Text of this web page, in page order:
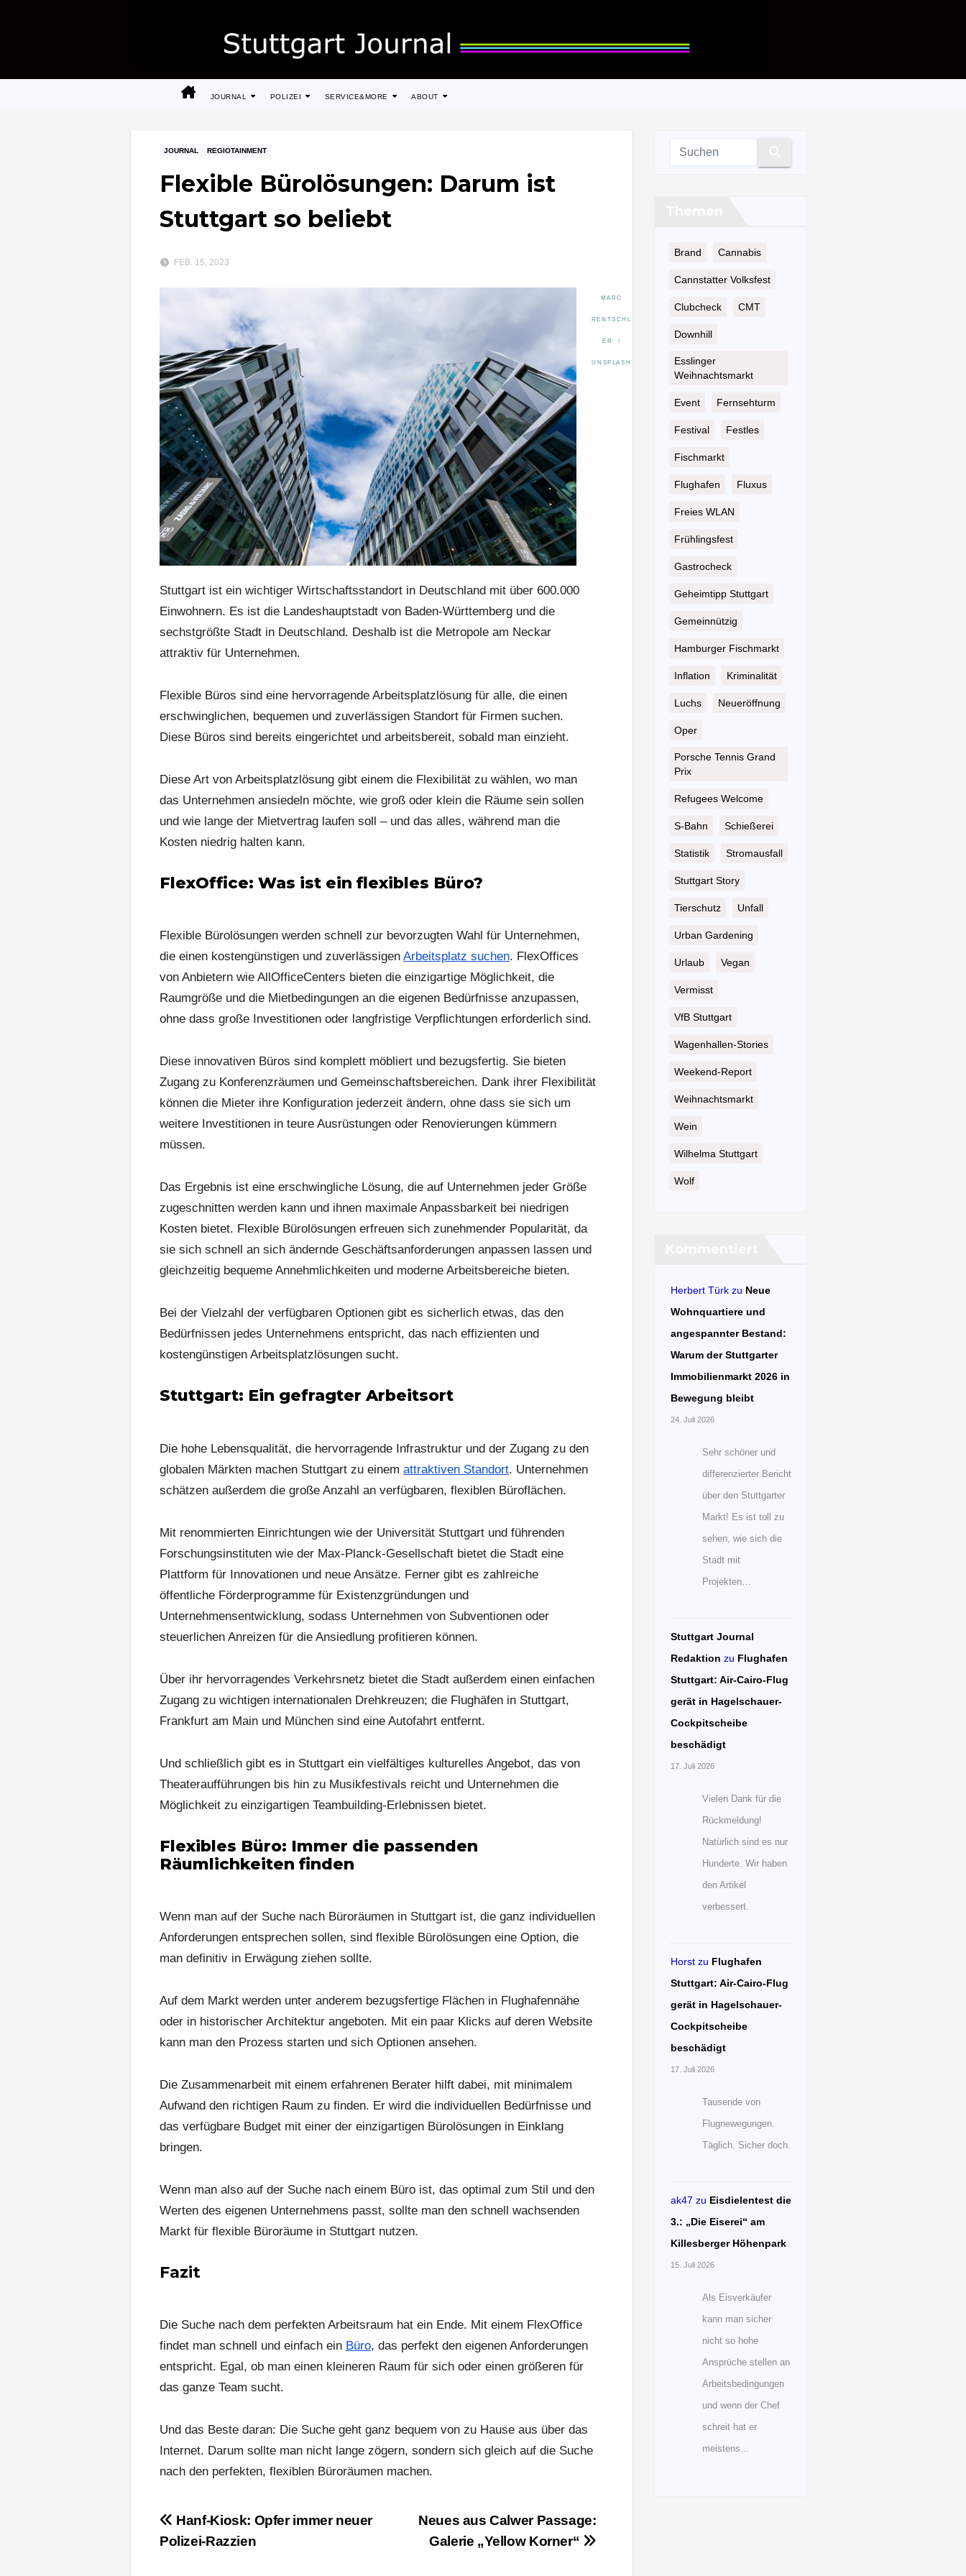
JOURNAL POLIZEI SERVICE&MORE ABOUT
JOURNAL REGIOTAINMENT
Flexible Bürolösungen: Darum ist
Stuttgart so beliebt
FEB. 15, 2023
MARC
RENTSCHL
ER /
UNSPLASH
Stuttgart ist ein wichtiger Wirtschaftsstandort in Deutschland mit über 600.000
Einwohnern. Es ist die Landeshauptstadt von Baden-Württemberg und die
sechstgrößte Stadt in Deutschland. Deshalb ist die Metropole am Neckar
attraktiv für Unternehmen.
Flexible Büros sind eine hervorragende Arbeitsplatzlösung für alle, die einen
erschwinglichen, bequemen und zuverlässigen Standort für Firmen suchen.
Diese Büros sind bereits eingerichtet und arbeitsbereit, sobald man einzieht.
Diese Art von Arbeitsplatzlösung gibt einem die Flexibilität zu wählen, wo man
das Unternehmen ansiedeln möchte, wie groß oder klein die Räume sein sollen
und wie lange der Mietvertrag laufen soll – und das alles, während man die
Kosten niedrig halten kann.
FlexOffice: Was ist ein flexibles Büro?
Flexible Bürolösungen werden schnell zur bevorzugten Wahl für Unternehmen,
die einen kostengünstigen und zuverlässigen Arbeitsplatz suchen. FlexOffices
von Anbietern wie AllOfficeCenters bieten die einzigartige Möglichkeit, die
Raumgröße und die Mietbedingungen an die eigenen Bedürfnisse anzupassen,
ohne dass große Investitionen oder langfristige Verpflichtungen erforderlich sind.
Diese innovativen Büros sind komplett möbliert und bezugsfertig. Sie bieten
Zugang zu Konferenzräumen und Gemeinschaftsbereichen. Dank ihrer Flexibilität
können die Mieter ihre Konfiguration jederzeit ändern, ohne dass sie sich um
weitere Investitionen in teure Ausrüstungen oder Renovierungen kümmern
müssen.
Das Ergebnis ist eine erschwingliche Lösung, die auf Unternehmen jeder Größe
zugeschnitten werden kann und ihnen maximale Anpassbarkeit bei niedrigen
Kosten bietet. Flexible Bürolösungen erfreuen sich zunehmender Popularität, da
sie sich schnell an sich ändernde Geschäftsanforderungen anpassen lassen und
gleichzeitig bequeme Annehmlichkeiten und moderne Arbeitsbereiche bieten.
Bei der Vielzahl der verfügbaren Optionen gibt es sicherlich etwas, das den
Bedürfnissen jedes Unternehmens entspricht, das nach effizienten und
kostengünstigen Arbeitsplatzlösungen sucht.
Stuttgart: Ein gefragter Arbeitsort
Die hohe Lebensqualität, die hervorragende Infrastruktur und der Zugang zu den
globalen Märkten machen Stuttgart zu einem attraktiven Standort. Unternehmen
schätzen außerdem die große Anzahl an verfügbaren, flexiblen Büroflächen.
Mit renommierten Einrichtungen wie der Universität Stuttgart und führenden
Forschungsinstituten wie der Max-Planck-Gesellschaft bietet die Stadt eine
Plattform für Innovationen und neue Ansätze. Ferner gibt es zahlreiche
öffentliche Förderprogramme für Existenzgründungen und
Unternehmensentwicklung, sodass Unternehmen von Subventionen oder
steuerlichen Anreizen für die Ansiedlung profitieren können.
Über ihr hervorragendes Verkehrsnetz bietet die Stadt außerdem einen einfachen
Zugang zu wichtigen internationalen Drehkreuzen; die Flughäfen in Stuttgart,
Frankfurt am Main und München sind eine Autofahrt entfernt.
Und schließlich gibt es in Stuttgart ein vielfältiges kulturelles Angebot, das von
Theateraufführungen bis hin zu Musikfestivals reicht und Unternehmen die
Möglichkeit zu einzigartigen Teambuilding-Erlebnissen bietet.
Flexibles Büro: Immer die passenden
Räumlichkeiten finden
Wenn man auf der Suche nach Büroräumen in Stuttgart ist, die ganz individuellen
Anforderungen entsprechen sollen, sind flexible Bürolösungen eine Option, die
man definitiv in Erwägung ziehen sollte.
Auf dem Markt werden unter anderem bezugsfertige Flächen in Flughafennähe
oder in historischer Architektur angeboten. Mit ein paar Klicks auf deren Website
kann man den Prozess starten und sich Optionen ansehen.
Die Zusammenarbeit mit einem erfahrenen Berater hilft dabei, mit minimalem
Aufwand den richtigen Raum zu finden. Er wird die individuellen Bedürfnisse und
das verfügbare Budget mit einer der einzigartigen Bürolösungen in Einklang
bringen.
Wenn man also auf der Suche nach einem Büro ist, das optimal zum Stil und den
Werten des eigenen Unternehmens passt, sollte man den schnell wachsenden
Markt für flexible Büroräume in Stuttgart nutzen.
Fazit
Die Suche nach dem perfekten Arbeitsraum hat ein Ende. Mit einem FlexOffice
findet man schnell und einfach ein Büro, das perfekt den eigenen Anforderungen
entspricht. Egal, ob man einen kleineren Raum für sich oder einen größeren für
das ganze Team sucht.
Und das Beste daran: Die Suche geht ganz bequem von zu Hause aus über das
Internet. Darum sollte man nicht lange zögern, sondern sich gleich auf die Suche
nach den perfekten, flexiblen Büroräumen machen.
Beitragsnavigation
Neues aus Calwer Passage:
Galerie „Yellow Korner“
Hanf-Kiosk: Opfer immer neuer
Polizei-Razzien
Brand Cannabis
Cannstatter Volksfest
Clubcheck CMT
Downhill
Esslinger
Weihnachtsmarkt
Event Fernsehturm
Festival Festles
Fischmarkt
Flughafen Fluxus
Freies WLAN
Frühlingsfest
Gastrocheck
Geheimtipp Stuttgart
Gemeinnützig
Hamburger Fischmarkt
Inflation Kriminalität
Luchs Neueröffnung
Oper
Porsche Tennis Grand
Prix
Refugees Welcome
S-Bahn Schießerei
Statistik Stromausfall
Stuttgart Story
Tierschutz Unfall
Urban Gardening
Urlaub Vegan
Vermisst
VfB Stuttgart
Wagenhallen-Stories
Weekend-Report
Weihnachtsmarkt
Wein
Wilhelma Stuttgart
Wolf
Herbert Türkzu Neue
Wohnquartiere und
angespannter Bestand:
Warum der Stuttgarter
Immobilienmarkt 2026 in
Bewegung bleibt
24. Juli 2026
Sehr schöner und
differenzierter Bericht
über den Stuttgarter
Markt! Es ist toll zu
sehen, wie sich die
Stadt mit
Projekten…
Stuttgart Journal
Redaktion zu Flughafen
Stuttgart: Air-Cairo-Flug
gerät in Hagelschauer-
Cockpitscheibe
beschädigt
17. Juli 2026
Vielen Dank für die
Rückmeldung!
Natürlich sind es nur
Hunderte. Wir haben
den Artikel
verbessert.
Horstzu Flughafen
Stuttgart: Air-Cairo-Flug
gerät in Hagelschauer-
Cockpitscheibe
beschädigt
17. Juli 2026
Tausende von
Flugnewegungen.
Täglich. Sicher doch.
ak47 zu Eisdielentest die
3.: „Die Eiserei“ am
Killesberger Höhenpark
15. Juli 2026
Als Eisverkäufer
kann man sicher
nicht so hohe
Ansprüche stellen an
Arbeitsbedingungen
und wenn der Chef
schreit hat er
meistens…